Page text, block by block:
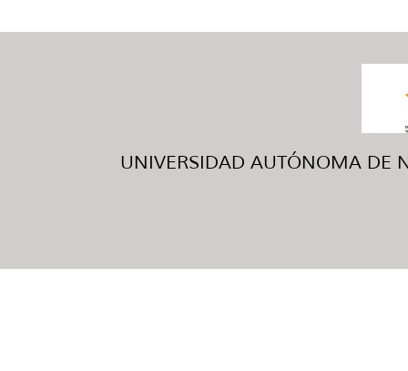
UNIVERSIDAD AUTÓNOMA DE